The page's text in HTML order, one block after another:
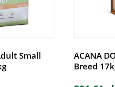
Small
ACANA
Breed